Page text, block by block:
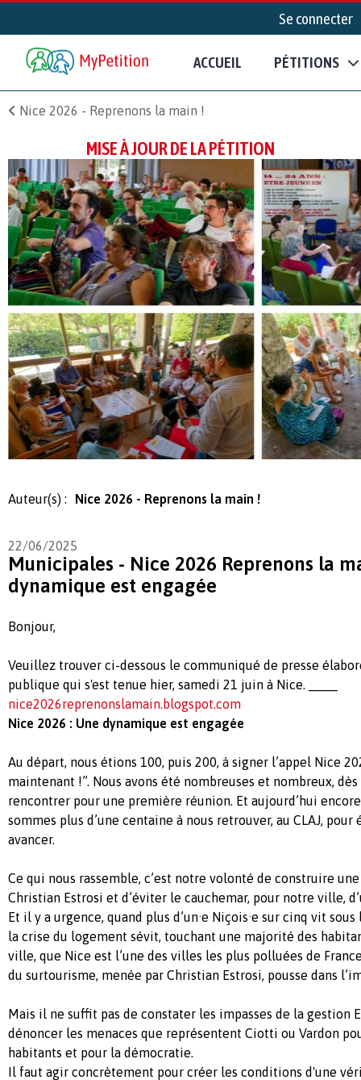
Se connecter
ACCUEIL PÉTITIONS
Nice 2026 - Reprenons la main !
MISE À JOUR DE LA PÉTITION
Auteur(s) : Nice 2026 - Reprenons la main !
22/06/2025
Municipales - Nice 2026 Reprenons la
dynamique est engagée
Bonjour,
Veuillez trouver ci-dessous le communiqué de presse
publique qui s'est tenue hier, samedi 21 juin à Nice. ____
nice2026reprenonslamain.blogspot.com
Nice 2026 : Une dynamique est engagée
Au départ, nous étions 100, puis 200, à signer l’appel Nice
maintenant !”. Nous avons été nombreuses et nombreux,
rencontrer pour une première réunion. Et aujourd’hui
sommes plus d’une centaine à nous retrouver, au CLAJ,
avancer.
Ce qui nous rassemble, c’est notre volonté de construire
Christian Estrosi et d’éviter le cauchemar, pour notre ville,
Et il y a urgence, quand plus d’un·e Niçois·e sur cinq vit
la crise du logement sévit, touchant une majorité des
ville, que Nice est l’une des villes les plus polluées de
du surtourisme, menée par Christian Estrosi, pousse dans
Mais il ne suffit pas de constater les impasses de la gestion
dénoncer les menaces que représentent Ciotti ou Vardon
habitants et pour la démocratie.
Il faut agir concrètement pour créer les conditions d'une